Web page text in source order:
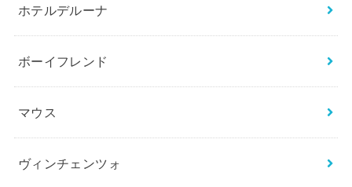
ホテルデルーナ
ボーイフレンド
マウス
ヴィンチェンツォ